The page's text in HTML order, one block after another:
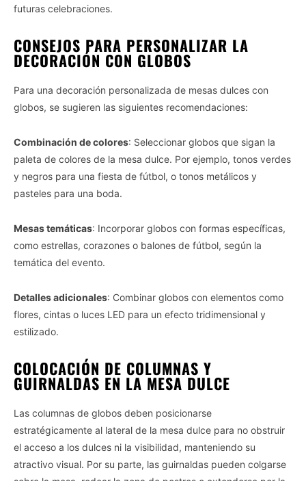
futuras celebraciones.
CONSEJOS PARA PERSONALIZAR LA
DECORACIÓN CON GLOBOS
Para una decoración personalizada de mesas dulces con
globos, se sugieren las siguientes recomendaciones:
Combinación de colores: Seleccionar globos que sigan la
paleta de colores de la mesa dulce. Por ejemplo, tonos verdes
y negros para una fiesta de fútbol, o tonos metálicos y
pasteles para una boda.
Mesas temáticas: Incorporar globos con formas específicas,
como estrellas, corazones o balones de fútbol, según la
temática del evento.
Detalles adicionales: Combinar globos con elementos como
flores, cintas o luces LED para un efecto tridimensional y
estilizado.
COLOCACIÓN DE COLUMNAS Y
GUIRNALDAS EN LA MESA DULCE
Las columnas de globos deben posicionarse
estratégicamente al lateral de la mesa dulce para no obstruir
el acceso a los dulces ni la visibilidad, manteniendo su
atractivo visual. Por su parte, las guirnaldas pueden colgarse